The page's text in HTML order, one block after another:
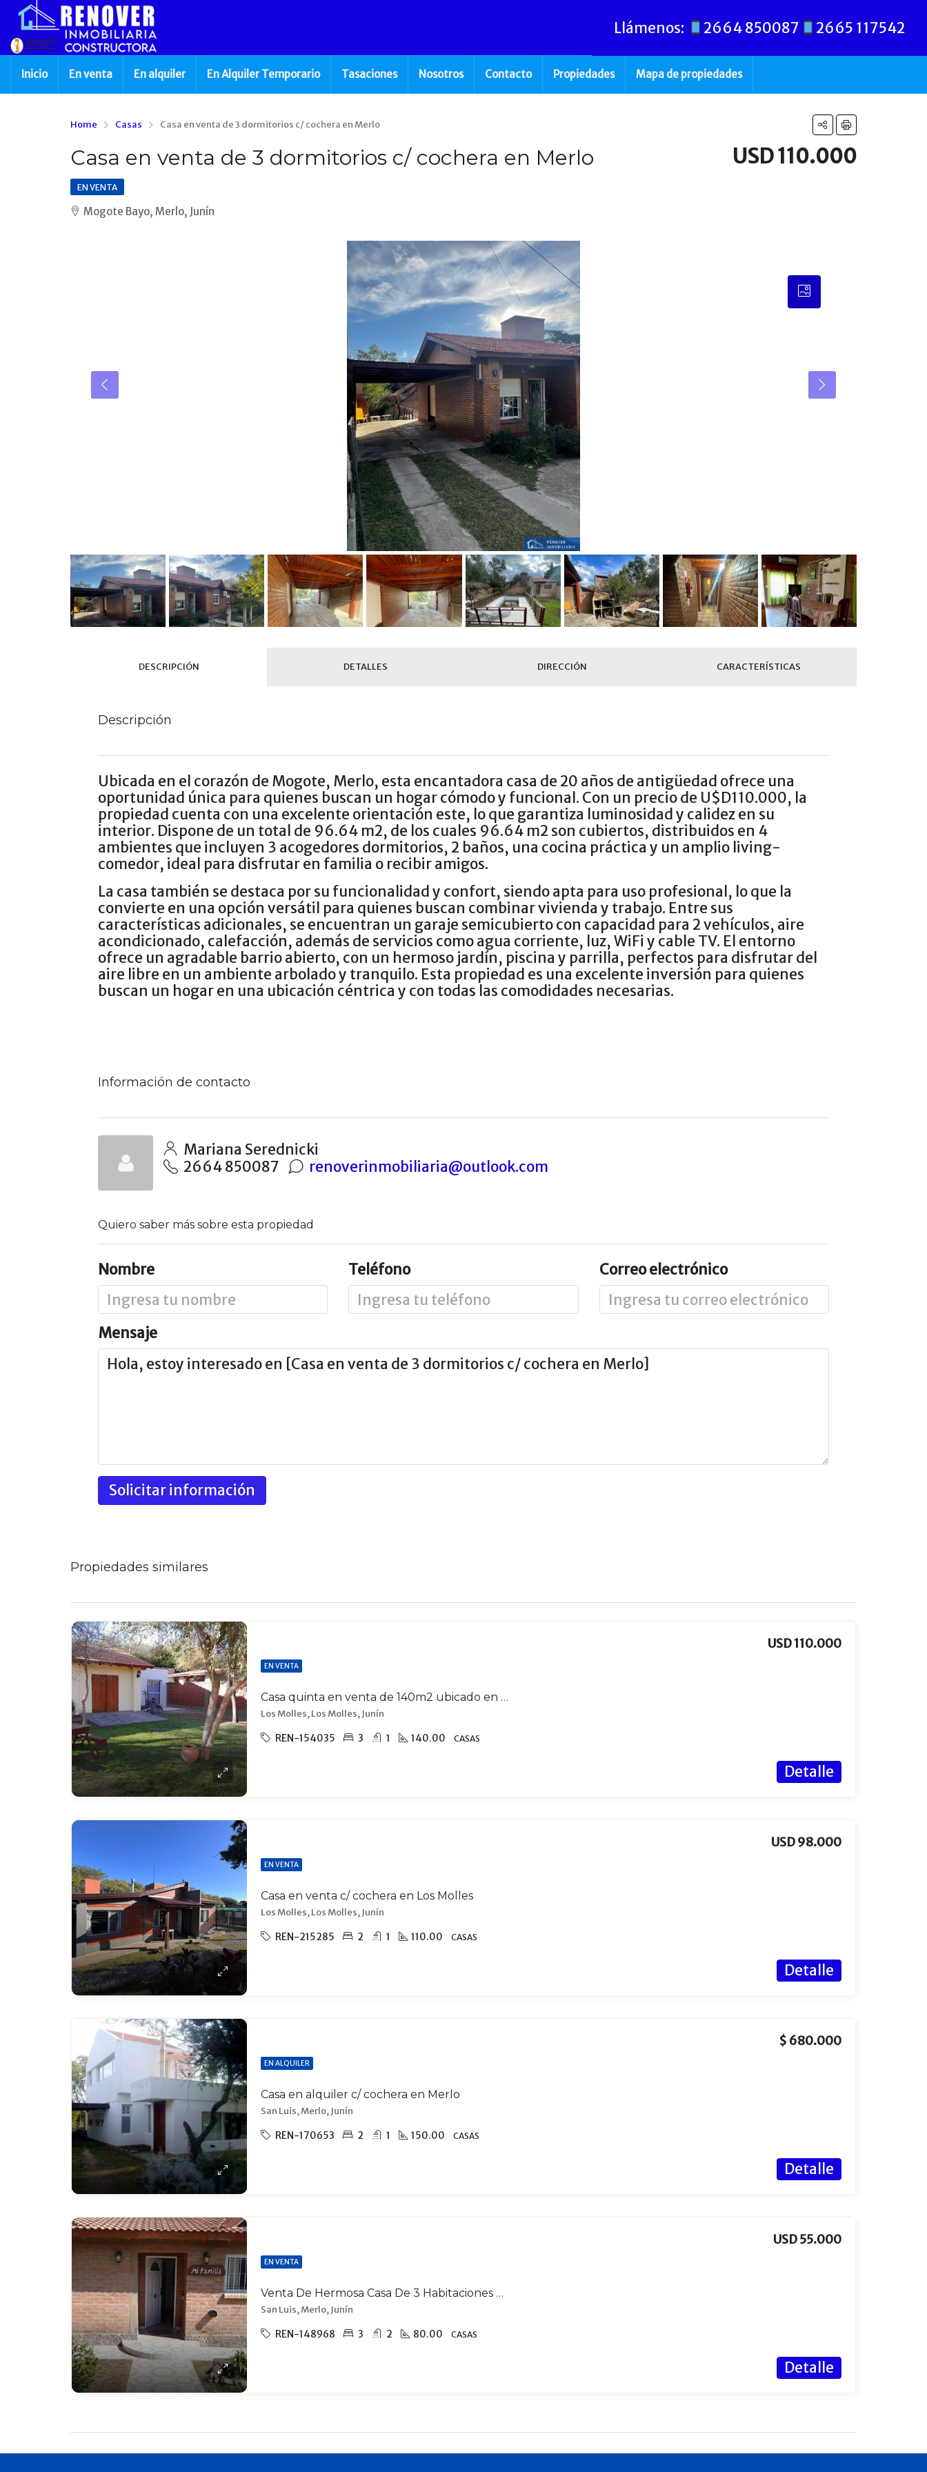
Llámenos: 2664 850087 2665 117542
Inicio En venta En alquiler En Alquiler Temporario Tasaciones Nosotros Contacto Propiedades Mapa de propiedades
Home Casas Casa en venta de 3 dormitorios c/ cochera en Merlo
Casa en venta de 3 dormitorios c/ cochera en Merlo USD 110.000
EN VENTA
Mogote Bayo, Merlo, Junín
DESCRIPCIÓN DETALLES DIRECCIÓN CARACTERÍSTICAS
Descripción
Ubicada en el corazón de Mogote, Merlo, esta encantadora casa de 20 años de antigüedad ofrece una
oportunidad única para quienes buscan un hogar cómodo y funcional. Con un precio de U$D110.000, la
propiedad cuenta con una excelente orientación este, lo que garantiza luminosidad y calidez en su
interior. Dispone de un total de 96.64 m2, de los cuales 96.64 m2 son cubiertos, distribuidos en 4
ambientes que incluyen 3 acogedores dormitorios, 2 baños, una cocina práctica y un amplio living-
comedor, ideal para disfrutar en familia o recibir amigos.
La casa también se destaca por su funcionalidad y confort, siendo apta para uso profesional, lo que la
convierte en una opción versátil para quienes buscan combinar vivienda y trabajo. Entre sus
características adicionales, se encuentran un garaje semicubierto con capacidad para 2 vehículos, aire
acondicionado, calefacción, además de servicios como agua corriente, luz, WiFi y cable TV. El entorno
ofrece un agradable barrio abierto, con un hermoso jardín, piscina y parrilla, perfectos para disfrutar del
aire libre en un ambiente arbolado y tranquilo. Esta propiedad es una excelente inversión para quienes
buscan un hogar en una ubicación céntrica y con todas las comodidades necesarias.
Información de contacto
Mariana Serednicki
2664 850087
renoverinmobiliaria@outlook.com
Quiero saber más sobre esta propiedad
Nombre Teléfono Correo electrónico
Mensaje
Solicitar información
Propiedades similares
EN VENTA
Casa quinta en venta de 140m2 ubicado en Los Molles
USD 110.000
Los Molles, Los Molles, Junín
REN-154035 3 1 140.00 CASAS
Detalle
EN VENTA
Casa en venta c/ cochera en Los Molles
USD 98.000
Los Molles, Los Molles, Junín
REN-215285 2 1 110.00 CASAS
Detalle
EN ALQUILER
Casa en alquiler c/ cochera en Merlo
$ 680.000
San Luis, Merlo, Junín
REN-170653 2 1 150.00 CASAS
Detalle
EN VENTA
Venta De Hermosa Casa De 3 Habitaciones En Merlo, A 8 Cuadras Del Centro.
USD 55.000
San Luis, Merlo, Junín
REN-148968 3 2 80.00 CASAS
Detalle